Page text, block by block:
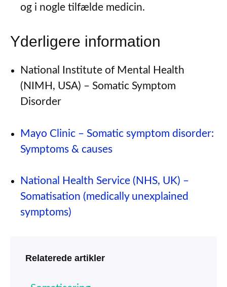
og i nogle tilfælde medicin.
Yderligere information
National Institute of Mental Health
(NIMH, USA) – Somatic Symptom
Disorder
Mayo Clinic – Somatic symptom disorder:
Symptoms & causes
National Health Service (NHS, UK) –
Somatisation (medically unexplained
symptoms)
Relaterede artikler